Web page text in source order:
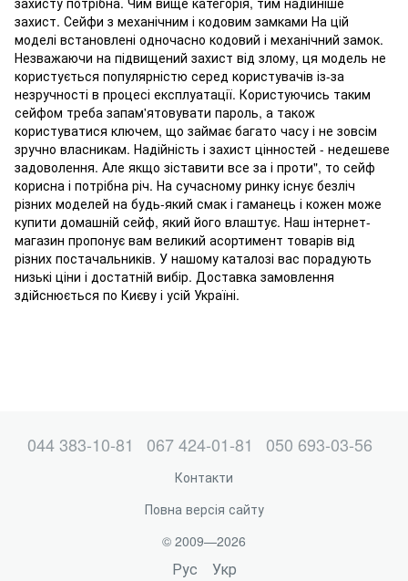
захист. Сейфи з механічним і кодовим замками На цій
моделі встановлені одночасно кодовий і механічний замок.
Незважаючи на підвищений захист від злому, ця модель не
користується популярністю серед користувачів із-за
незручності в процесі експлуатації. Користуючись таким
сейфом треба запам'ятовувати пароль, а також
користуватися ключем, що займає багато часу і не зовсім
зручно власникам. Надійність і захист цінностей - недешеве
задоволення. Але якщо зіставити все за і проти", то сейф
корисна і потрібна річ. На сучасному ринку існує безліч
різних моделей на будь-який смак і гаманець і кожен може
купити домашній сейф, який його влаштує. Наш інтернет-
магазин пропонує вам великий асортимент товарів від
різних постачальників. У нашому каталозі вас порадують
низькі ціни і достатній вибір. Доставка замовлення
здійснюється по Києву і усій Україні.
044 383-10-81 067 424-01-81 050 693-03-56
Контакти
Повна версія сайту
© 2009—2026
Рус Укр